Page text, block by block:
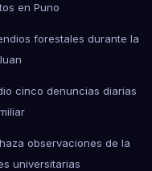
en Puno
forestales durante la
cinco denuncias diarias
observaciones de la
universitarias